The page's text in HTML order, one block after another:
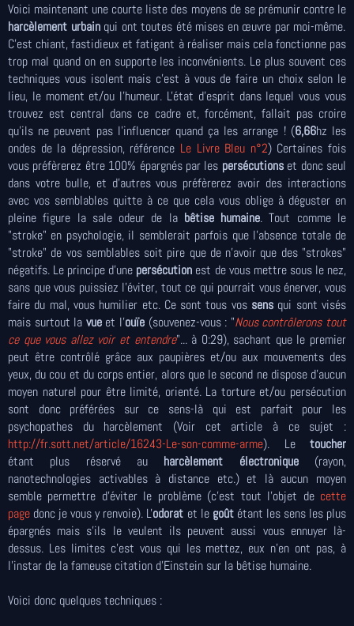
Voici maintenant une courte liste des moyens de se prémunir contre le
harcèlement urbainqui ont toutes été mises en œuvre par moi-même.
C'est chiant, fastidieux et fatigant à réaliser mais cela fonctionne pas
trop mal quand on en supporte les inconvénients. Le plus souvent ces
techniques vous isolent mais c'est à vous de faire un choix selon le
lieu, le moment et/ou l'humeur. L'état d'esprit dans lequel vous vous
trouvez est central dans ce cadre et, forcément, fallait pas croire
qu'ils ne peuvent pas l'influencer quand ça les arrange ! (6,66hz les
ondes de la dépression, référence Le Livre Bleu n°2) Certaines fois
vous préfèrerez être 100% épargnés par les persécutionset donc seul
dans votre bulle, et d'autres vous préfèrerez avoir des interactions
avec vos semblables quitte à ce que cela vous oblige à déguster en
pleine figure la sale odeur de la bêtise humaine. Tout comme le
"stroke" en psychologie, il semblerait parfois que l'absence totale de
"stroke" de vos semblables soit pire que de n'avoir que des "strokes"
négatifs. Le principe d'une persécution est de vous mettre sous le nez,
sans que vous puissiez l'éviter, tout ce qui pourrait vous énerver, vous
faire du mal, vous humilier etc. Ce sont tous vos sens qui sont visés
mais surtout la vueet l'ouïe (souvenez-vous : "Nous contrôlerons tout
ce que vous allez voir et entendre"... à 0:29), sachant que le premier
peut être contrôlé grâce aux paupières et/ou aux mouvements des
yeux, du cou et du corps entier, alors que le second ne dispose d'aucun
moyen naturel pour être limité, orienté. La torture et/ou persécution
sont donc préférées sur ce sens-là qui est parfait pour les
psychopathes du harcèlement (Voir cet article à ce sujet :
http://fr.sott.net/article/16243-Le-son-comme-arme). Le toucher
étant plus réservé au harcèlement électronique(rayon,
nanotechnologies activables à distance etc.) et là aucun moyen
semble permettre d'éviter le problème (c'est tout l'objet de cette
page donc je vous y renvoie). L'odorat et le goûtétant les sens les plus
épargnés mais s'ils le veulent ils peuvent aussi vous ennuyer là-
dessus. Les limites c'est vous qui les mettez, eux n'en ont pas, à
l'instar de la fameuse citation d'Einstein sur la bêtise humaine.
Voici donc quelques techniques :